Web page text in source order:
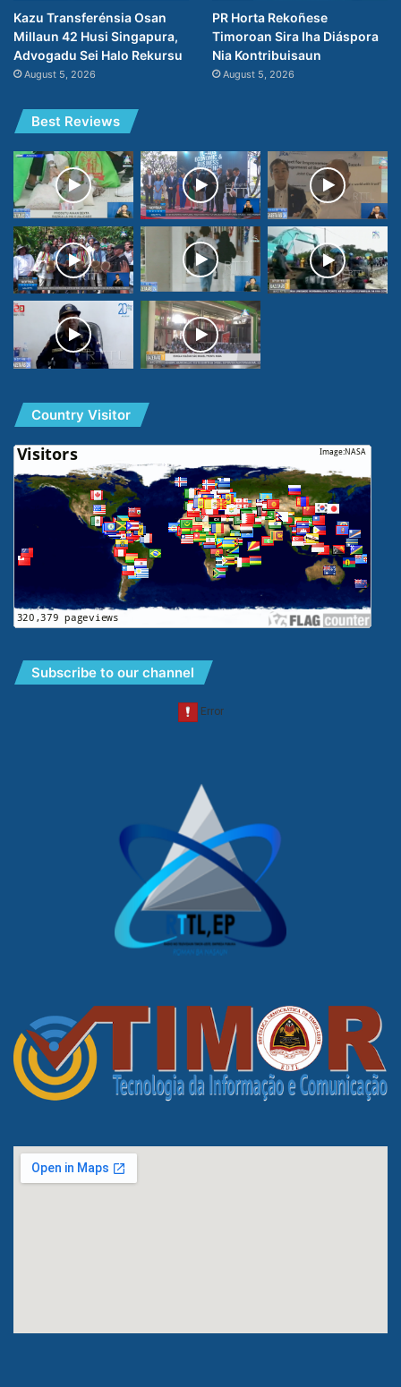
Kazu Transferénsia Osan
Millaun 42 Husi Singapura,
Advogadu Sei Halo Rekursu
August 5, 2026
PR Horta Rekoñese
Timoroan Sira Iha Diáspora
Nia Kontribuisaun
August 5, 2026
Best Reviews
Country Visitor
Subscribe to our channel